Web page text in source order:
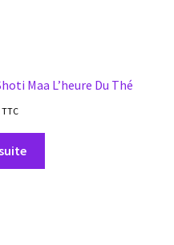
Maa L’heure Du Thé
TTC